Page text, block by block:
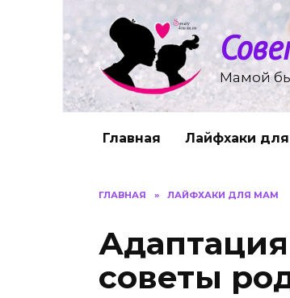
содержанию
Мамой
Главная Лайфхаки
ГЛАВНАЯ » ЛАЙФХАКИ ДЛЯ МАМ
советы